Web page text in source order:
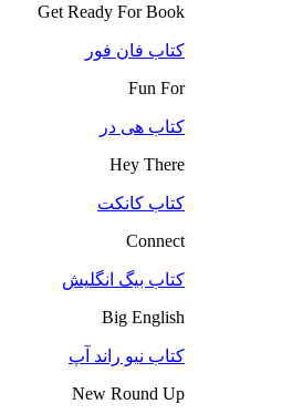
Get Ready For Book
کتاب فان فور
Fun For
کتاب هی در
Hey There
کتاب کانکت
Connect
کتاب بیگ انگلیش
Big English
کتاب نیو راند آپ
New Round Up